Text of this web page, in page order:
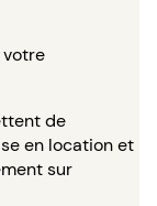
de
en location et
sur